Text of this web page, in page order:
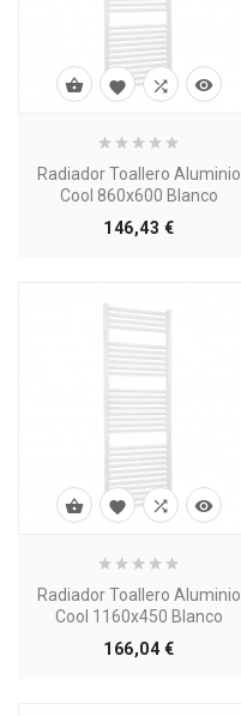
Radiador Toallero Aluminio
Cool 860x600 Blanco
146,43 €Precio
   
Radiador Toallero Aluminio
Cool 1160x450 Blanco
166,04 €Precio
   